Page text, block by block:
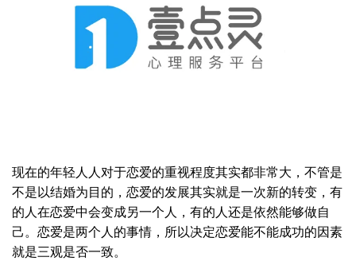
现在的年轻人人对于恋爱的重视程度其实都非常大，不管是
不是以结婚为目的，恋爱的发展其实就是一次新的转变，有
的人在恋爱中会变成另一个人，有的人还是依然能够做自
己。恋爱是两个人的事情，所以决定恋爱能不能成功的因素
就是三观是否一致。